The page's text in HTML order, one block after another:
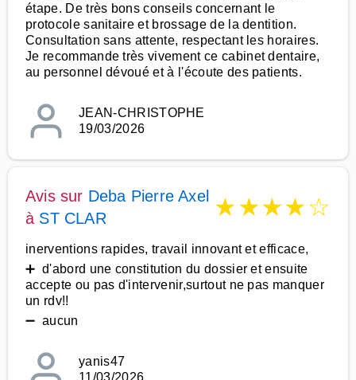
étape. De très bons conseils concernant le
protocole sanitaire et brossage de la dentition.
Consultation sans attente, respectant les horaires.
Je recommande très vivement ce cabinet dentaire,
au personnel dévoué et à l'écoute des patients.
JEAN-CHRISTOPHE
19/03/2026
Avis sur Deba Pierre Axel
à ST CLAR ★★★★☆
inerventions rapides, travail innovant et efficace,
➕ d'abord une constitution du dossier et ensuite
accepte ou pas d'intervenir,surtout ne pas manquer
un rdv!!
➖ aucun
yanis47
11/03/2026